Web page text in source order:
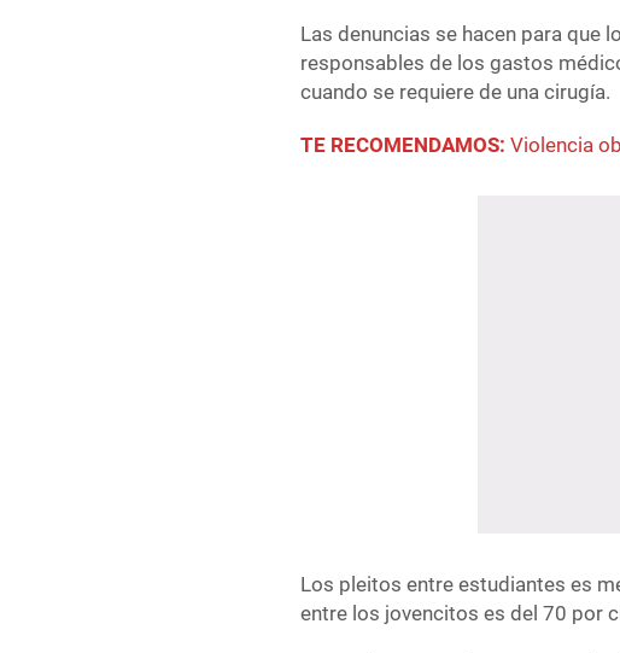
Las denuncias se hacen para que
responsables de los gastos
cuando se requiere de una cirugía.
TE RECOMENDAMOS: Violencia
Los pleitos entre estudiantes es
entre los jovencitos es del 70 por